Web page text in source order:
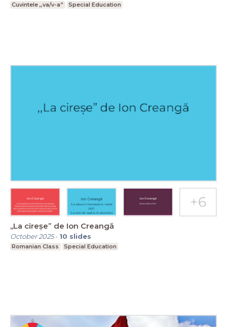
Cuvintele ,,va/v-a” Special Education
,,La cireșe” de Ion Creangă
October 2025- 10 slides
Romanian Class Special Education